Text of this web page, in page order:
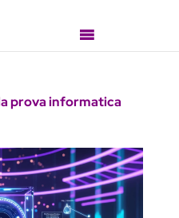
prova informatica